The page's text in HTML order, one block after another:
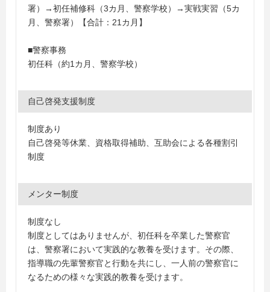
署）→初任補修科（3カ月、警察学校）→実戦実習（5カ
月、警察署）【合計：21カ月】
■警察事務
初任科（約1カ月、警察学校）
自己啓発支援制度
制度あり
自己啓発等休業、資格取得補助、互助会による各種割引
制度
メンター制度
制度なし
制度としてはありませんが、初任科を卒業した警察官
は、警察署において実践的な教養を受けます。その際、
指導職の先輩警察官と行動を共にし、一人前の警察官に
なるための様々な実践的教養を受けます。